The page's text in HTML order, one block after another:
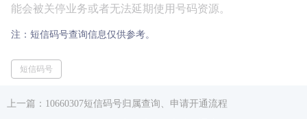
能会被关停业务或者无法延期使用号码资源。
注：短信码号查询信息仅供参考。
短信码号
上一篇：10660307短信码号归属查询、申请开通流程